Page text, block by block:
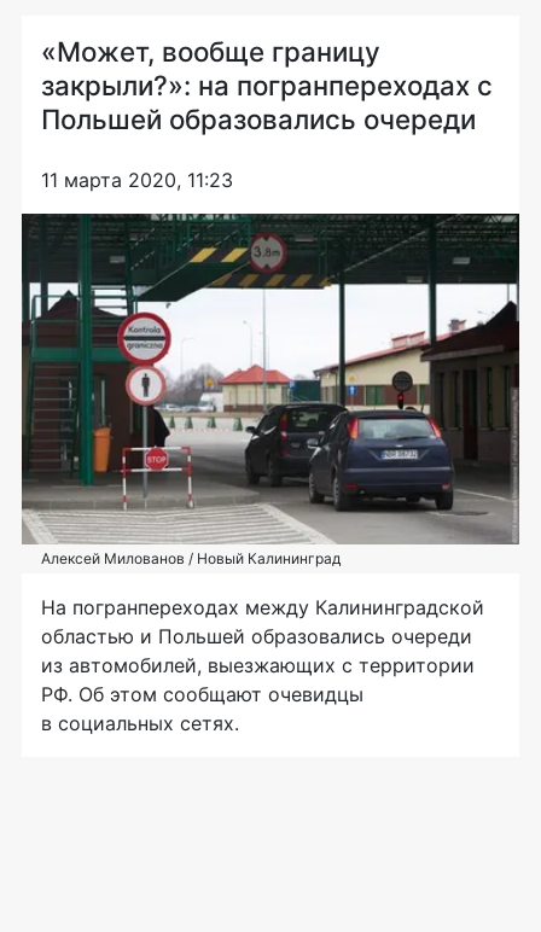
«Может, вообще границу
закрыли?»: на погранпереходах с
Польшей образовались очереди
11 марта 2020, 11:23
Алексей Милованов / Новый Калининград
На погранпереходах между Калининградской
областью и Польшей образовались очереди
из автомобилей, выезжающих с территории
РФ. Об этом сообщают очевидцы
в социальных сетях.